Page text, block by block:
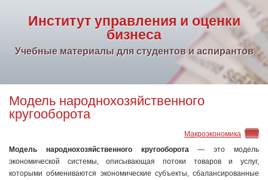
Институт управления и оценки
бизнеса
Учебные материалы для студентов и аспирантов
Модель народнохозяйственного
кругооборота
Макроэкономика
Модель народнохозяйственного кругооборота— это модель
экономической системы, описывающая потоки товаров и услуг,
которыми обмениваются экономические субъекты, сбалансированные